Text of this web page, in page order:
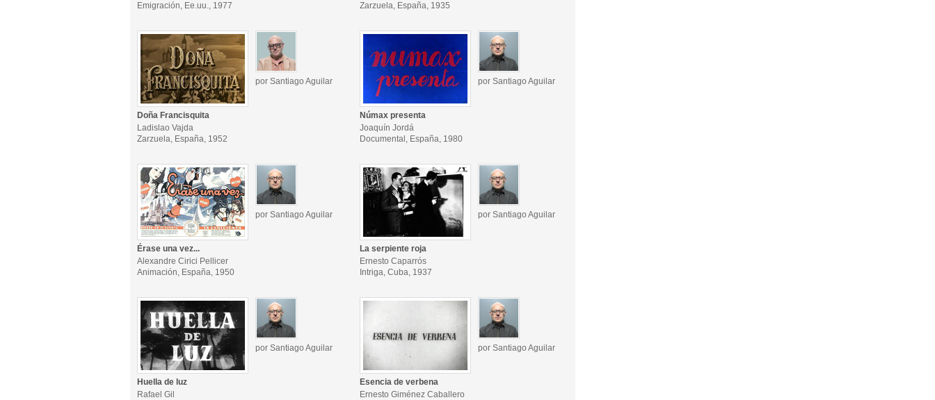
Emigración, Ee.uu., 1977
Zarzuela, España, 1935
por Santiago Aguilar
Doña Francisquita
Ladislao Vajda
Zarzuela, España, 1952
por Santiago Aguilar
Númax presenta
Joaquín Jordá
Documental, España, 1980
por Santiago Aguilar
Érase una vez...
Alexandre Cirici Pellicer
Animación, España, 1950
por Santiago Aguilar
La serpiente roja
Ernesto Caparrós
Intriga, Cuba, 1937
por Santiago Aguilar
Huella de luz
Rafael Gil
por Santiago Aguilar
Esencia de verbena
Ernesto Giménez Caballero